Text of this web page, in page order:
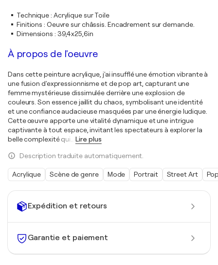
Expédition et retours
Garantie et paiement
Technique: Acrylique sur Toile
Finitions : Oeuvre sur châssis. Encadrement sur demande.
Dimensions : 39,4x25,6in
À propos de l'oeuvre
Dans cette peinture acrylique, j'ai insufflé une émotion vibrante à
une fusion d'expressionnisme et de pop art, capturant une
femme mystérieuse dissimulée derrière une explosion de
couleurs. Son essence jaillit du chaos, symbolisant une identité
et une confiance audacieuse masquées par une énergie ludique.
Cette œuvre apporte une vitalité dynamique et une intrigue
captivante à tout espace, invitant les spectateurs à explorer la
belle complexité qui
Lire plus
Description traduite automatiquement.
Acrylique Scène de genre Mode Portrait Street Art